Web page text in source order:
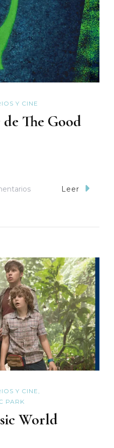
Y CINE
The Good
En
Good
Dinosaur!
Leer
Y CINE
PARK
World